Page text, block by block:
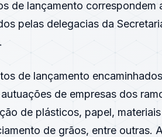
de lançamento
pelas delegacias da
de lançamento
de empresas dos
de plásticos, papel,
de grãos, entre outras.